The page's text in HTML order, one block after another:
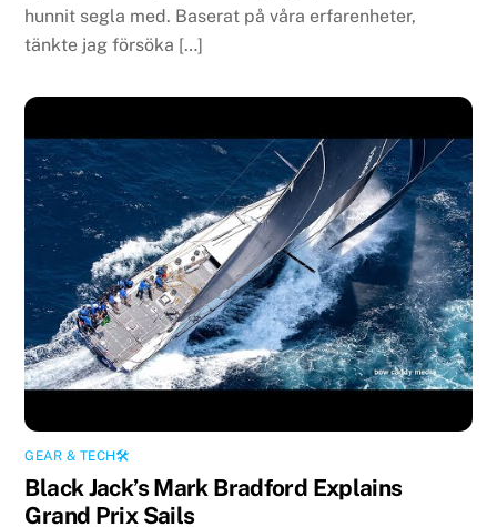
hunnit segla med. Baserat på våra erfarenheter,
tänkte jag försöka […]
GEAR & TECH🛠
Black Jack’s Mark Bradford Explains
Grand Prix Sails